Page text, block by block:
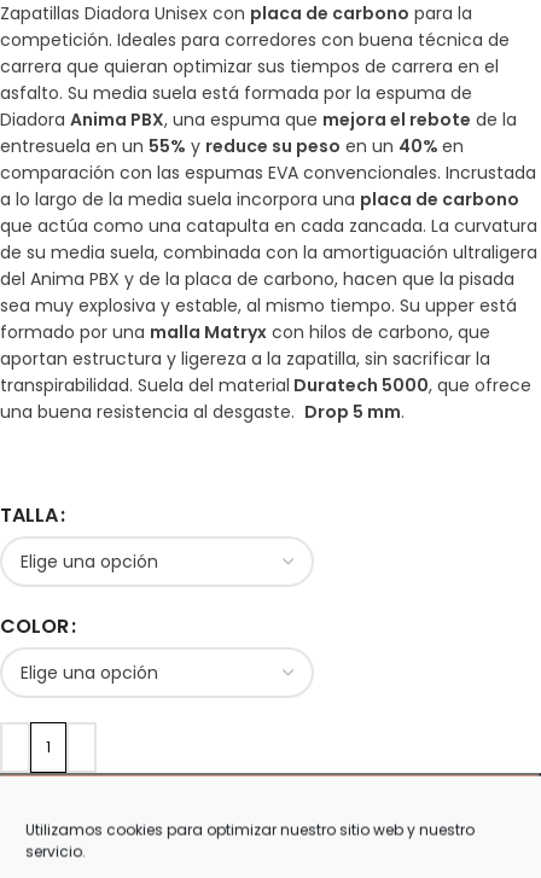
Utilizamos cookies para optimizar nuestro sitio web y nuestro
servicio.
Zapatillas Diadora Unisex con placa de carbono para la
competición. Ideales para corredores con buena técnica de
carrera que quieran optimizar sus tiempos de carrera en el
asfalto. Su media suela está formada por la espuma de
Diadora Anima PBX, una espuma que mejora el rebote de la
entresuela en un 55% y reduce su peso en un 40% en
comparación con las espumas EVA convencionales. Incrustada
a lo largo de la media suela incorpora una placa de carbono
que actúa como una catapulta en cada zancada. La curvatura
de su media suela, combinada con la amortiguación ultraligera
del Anima PBX y de la placa de carbono, hacen que la pisada
sea muy explosiva y estable, al mismo tiempo. Su upper está
formado por una malla Matryx con hilos de carbono, que
aportan estructura y ligereza a la zapatilla, sin sacrificar la
transpirabilidad. Suela del material Duratech 5000, que ofrece
una buena resistencia al desgaste. Drop 5 mm.
TALLA
COLOR